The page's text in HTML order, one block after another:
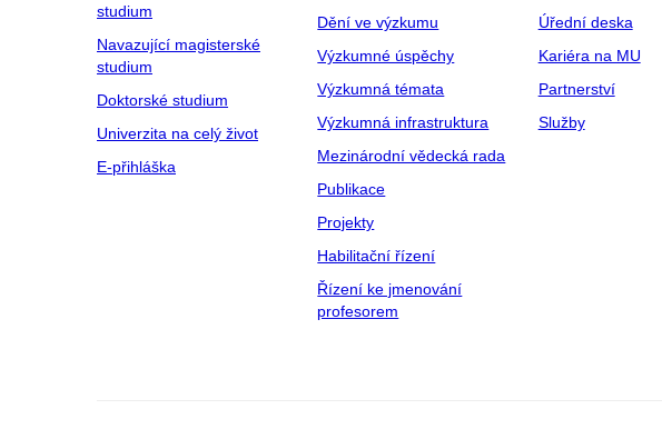
studium
Navazující magisterské
studium
Doktorské studium
Univerzita na celý život
E-přihláška
Dění ve výzkumu
Výzkumné úspěchy
Výzkumná témata
Výzkumná infrastruktura
Mezinárodní vědecká rada
Publikace
Projekty
Habilitační řízení
Řízení ke jmenování
profesorem
Úřední deska
Kariéra na MU
Partnerství
Služby